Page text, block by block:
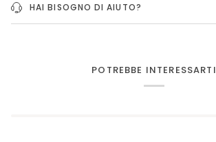
HAI BISOGNO DI AIUTO?
POTREBBE INTERESSARTI